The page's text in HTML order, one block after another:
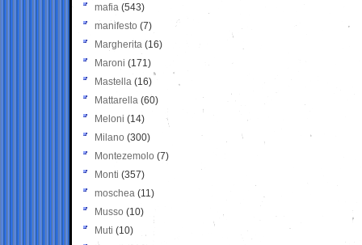
mafia (543)
manifesto (7)
Margherita (16)
Maroni (171)
Mastella (16)
Mattarella (60)
Meloni (14)
Milano (300)
Montezemolo (7)
Monti (357)
moschea (11)
Musso (10)
Muti (10)